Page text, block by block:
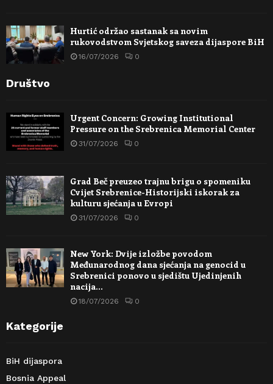
Hurtić održao sastanak sa novim
rukovodstvom Svjetskog saveza dijaspore BiH
16/07/2026 0
Društvo
Urgent Concern: Growing Institutional
Pressure on the Srebrenica Memorial Center
31/07/2026 0
Grad Beč preuzeo trajnu brigu o spomeniku
Cvijet Srebrenice-Historijski iskorak za
kulturu sjećanja u Evropi
31/07/2026 0
New York: Dvije izložbe povodom
Međunarodnog dana sjećanja na genocid u
Srebrenici ponovo u sjedištu Ujedinjenih
nacija…
18/07/2026 0
Kategorije
BiH dijaspora
Bosnia Appeal